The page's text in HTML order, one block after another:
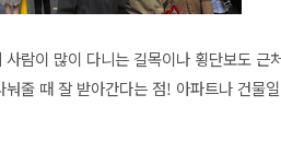
람이 많이 다니는 길목이나 횡단보도 근
줄 때 잘 받아간다는 점! 아파트나 건물